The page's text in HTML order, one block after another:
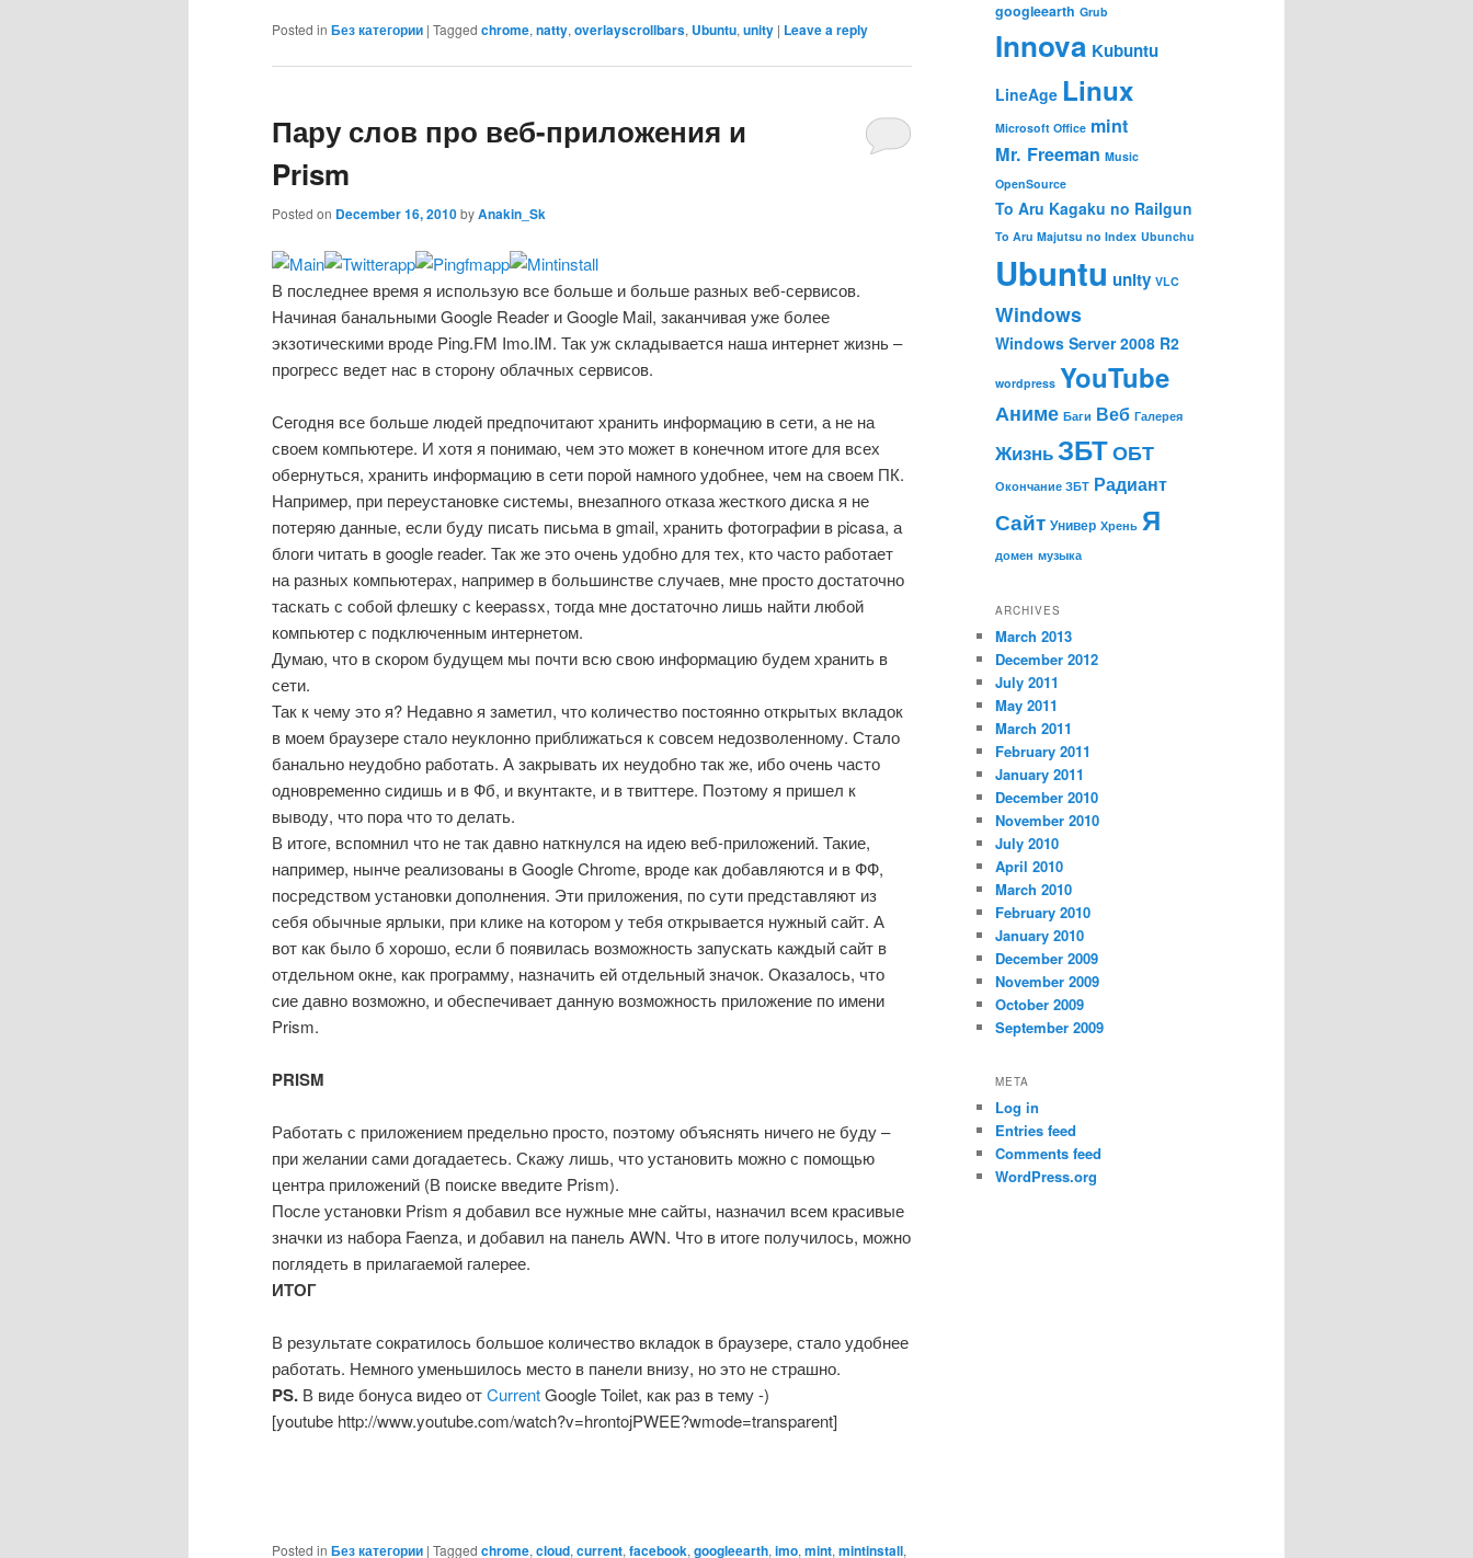
Posted in Без категории | Tagged chrome, natty, overlayscrollbars, Ubuntu, unity | Leave a reply
Пару слов про веб-приложения и
Prism
Posted on December 16, 2010byAnakin_Sk
В последнее время я использую все больше и больше разных веб-сервисов.
Начиная банальными Google Reader и Google Mail, заканчивая уже более
экзотическими вроде Ping.FM Imo.IM. Так уж складывается наша интернет жизнь –
прогресс ведет нас в сторону облачных сервисов.
Сегодня все больше людей предпочитают хранить информацию в сети, а не на
своем компьютере. И хотя я понимаю, чем это может в конечном итоге для всех
обернуться, хранить информацию в сети порой намного удобнее, чем на своем ПК.
Например, при переустановке системы, внезапного отказа жесткого диска я не
потеряю данные, если буду писать письма в gmail, хранить фотографии в picasa, а
блоги читать в google reader. Так же это очень удобно для тех, кто часто работает
на разных компьютерах, например в большинстве случаев, мне просто достаточно
таскать с собой флешку с keepassx, тогда мне достаточно лишь найти любой
компьютер с подключенным интернетом.
Думаю, что в скором будущем мы почти всю свою информацию будем хранить в
сети.
Так к чему это я? Недавно я заметил, что количество постоянно открытых вкладок
в моем браузере стало неуклонно приближаться к совсем недозволенному. Стало
банально неудобно работать. А закрывать их неудобно так же, ибо очень часто
одновременно сидишь и в Фб, и вкунтакте, и в твиттере. Поэтому я пришел к
выводу, что пора что то делать.
В итоге, вспомнил что не так давно наткнулся на идею веб-приложений. Такие,
например, нынче реализованы в Google Chrome, вроде как добавляются и в ФФ,
посредством установки дополнения. Эти приложения, по сути представляют из
себя обычные ярлыки, при клике на котором у тебя открывается нужный сайт. А
вот как было б хорошо, если б появилась возможность запускать каждый сайт в
отдельном окне, как программу, назначить ей отдельный значок. Оказалось, что
сие давно возможно, и обеспечивает данную возможность приложение по имени
Prism.
PRISM
Работать с приложением предельно просто, поэтому объяснять ничего не буду –
при желании сами догадаетесь. Скажу лишь, что установить можно с помощью
центра приложений (В поиске введите Prism).
После установки Prism я добавил все нужные мне сайты, назначил всем красивые
значки из набора Faenza, и добавил на панель AWN. Что в итоге получилось, можно
поглядеть в прилагаемой галерее.
ИТОГ
В результате сократилось большое количество вкладок в браузере, стало удобнее
работать. Немного уменьшилось место в панели внизу, но это не страшно.
PS. В виде бонуса видео отCurrentGoogle Toilet, как раз в тему -)
[youtube http://www.youtube.com/watch?v=hrontojPWEE?wmode=transparent]
Posted in Без категории | Tagged chrome, cloud, current, facebook, googleearth, imo, mint, mintinstall,
googleearth Grub
Innova Kubuntu
LineAge Linux
Microsoft Office mint
Mr. Freeman Music
OpenSource
To Aru Kagaku no Railgun
To Aru Majutsu no Index Ubunchu
Ubuntu unity VLC
Windows
Windows Server 2008 R2
wordpress YouTube
Аниме Баги Веб Галерея
ЖизньЗБТОБТ
Окончание ЗБТ Радиант
Сайт Универ Хрень Я
домен музыка
ARCHIVES
March 2013
December 2012
July 2011
May 2011
March 2011
February 2011
January 2011
December 2010
November 2010
July 2010
April 2010
March 2010
February 2010
January 2010
December 2009
November 2009
October 2009
September 2009
META
Log in
Entries feed
Comments feed
WordPress.org